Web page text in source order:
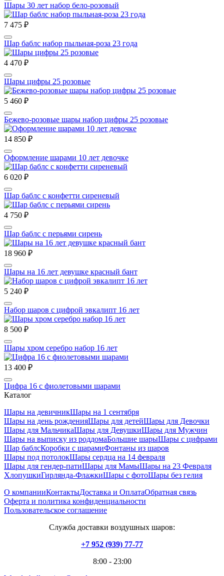
Шары 30 лет набор бело-розовый
7 475 ₽
Шар баблс набор пыльная-роза 23 года
4 470 ₽
Шары цифры 25 розовые
5 460 ₽
Бежево-розовые шары набор цифры 25 розовые
14 850 ₽
Оформление шарами 10 лет девочке
6 020 ₽
Шар баблс с конфетти сиреневый
4 750 ₽
Шар баблс с перьями сирень
18 960 ₽
Шары на 16 лет девушке красный бант
5 240 ₽
Набор шаров с цифрой эвкалипт 16 лет
8 500 ₽
Шары хром серебро набор 16 лет
13 400 ₽
Цифра 16 с фиолетовыми шарами
Каталог
Шары на девичникШары на 1 сентября
Шары на день рожденияШары для детейШары для Девочки
Шары для МальчикаШары для ДевушкиШары для Мужчин
Шары на выписку из роддомаБольшие шарыШары с цифрами
Шар баблсКоробки с шарамиФонтаны из шаров
Шары под потолокШары сердца на 14 февраля
Шары для гендер-патиШары для МамыШары на 23 Февраля
ХлопушкиГирлянда-ФлажкиШары с фотоШары без гелия
О компанииКонтактыДоставка и ОплатаОбратная связь
Оферта и политика конфиденциальности
Пользовательское соглашение
Служба доставки воздушных шаров:
+7 952 (939) 77-77
8:00 - 23:00